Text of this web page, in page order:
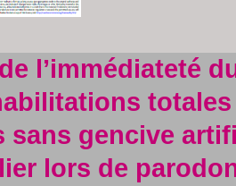
l’immédiateté
sans gencive
lors de